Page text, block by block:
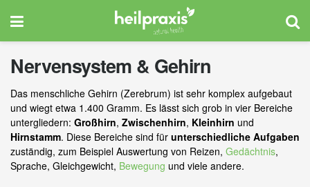
Nervensystem & Gehirn
Das menschliche Gehirn (Zerebrum) ist sehr komplex aufgebaut
und wiegt etwa 1.400 Gramm. Es lässt sich grob in vier Bereiche
untergliedern: Großhirn, Zwischenhirn, Kleinhirn und
Hirnstamm. Diese Bereiche sind für unterschiedliche Aufgaben
zuständig, zum Beispiel Auswertung von Reizen, Gedächtnis,
Sprache, Gleichgewicht, Bewegung und viele andere.